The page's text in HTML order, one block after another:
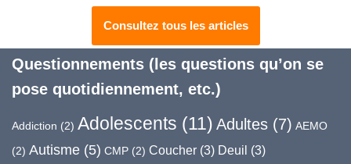
Consultez tous les articles
Questionnements (les questions qu’on se
pose quotidiennement, etc.)
Addiction (2) Adolescents (11) Adultes (7) AEMO
(2) Autisme (5) CMP (2) Coucher (3) Deuil (3)